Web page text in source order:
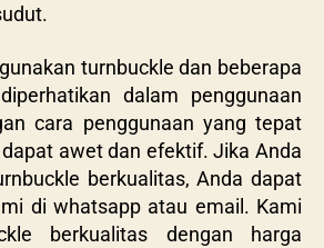
turnbuckle dan beberapa
dalam penggunaan
cara penggunaan yang tepat
awet dan efektif. Jika Anda
berkualitas, Anda dapat
di whatsapp atau email. Kami
berkualitas dengan harga